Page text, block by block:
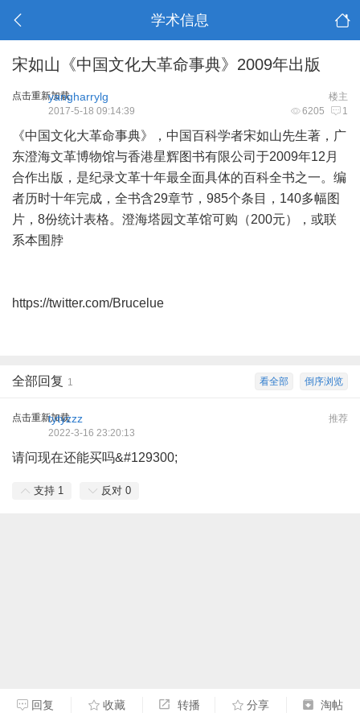
学术信息
宋如山《中国文化大革命事典》2009年出版
点击重新加载 楼主
yangharrylg
6205 1
2017-5-18 09:14:39
《中国文化大革命事典》，中国百科学者宋如山先生著，广
东澄海文革博物馆与香港星辉图书有限公司于2009年12月
合作出版，是纪录文革十年最全面具体的百科全书之一。编
者历时十年完成，全书含29章节，985个条目，140多幅图
片，8份统计表格。澄海塔园文革馆可购（200元），或联
系本围脖
https://twitter.com/Brucelue
倒序浏览
看全部
全部回复 1
点击重新加载 推荐
tytyzzz
2022-3-16 23:20:13
请问现在还能买吗&#129300;
支持 1 反对 0
回复 收藏 转播 分享 淘帖